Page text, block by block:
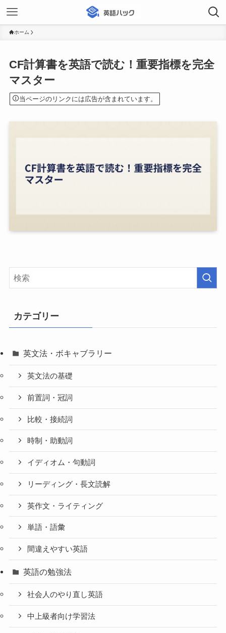
ホーム
CF計算書を英語で読む！重要指標を完全
マスター
当ページのリンクには広告が含まれています。
カテゴリー
英文法・ボキャブラリー
英文法の基礎
前置詞・冠詞
比較・接続詞
時制・助動詞
イディオム・句動詞
リーディング・長文読解
英作文・ライティング
単語・語彙
間違えやすい英語
英語の勉強法
社会人のやり直し英語
中上級者向け学習法